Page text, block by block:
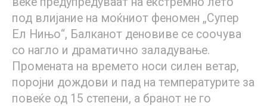
под влијание на моќниот феномен „Супер
Ел Нињо“, Балканот деновиве се соочува
со нагло и драматично заладување.
Промената на времето носи силен ветар,
поројни дождови и пад на температурите за
повеќе од 15 степени, а бранот не го